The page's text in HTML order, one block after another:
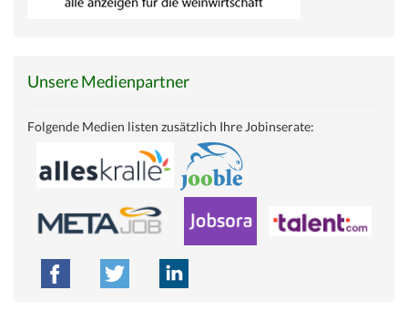
Unsere Medienpartner
Folgende Medien listen zusätzlich Ihre Jobinserate: